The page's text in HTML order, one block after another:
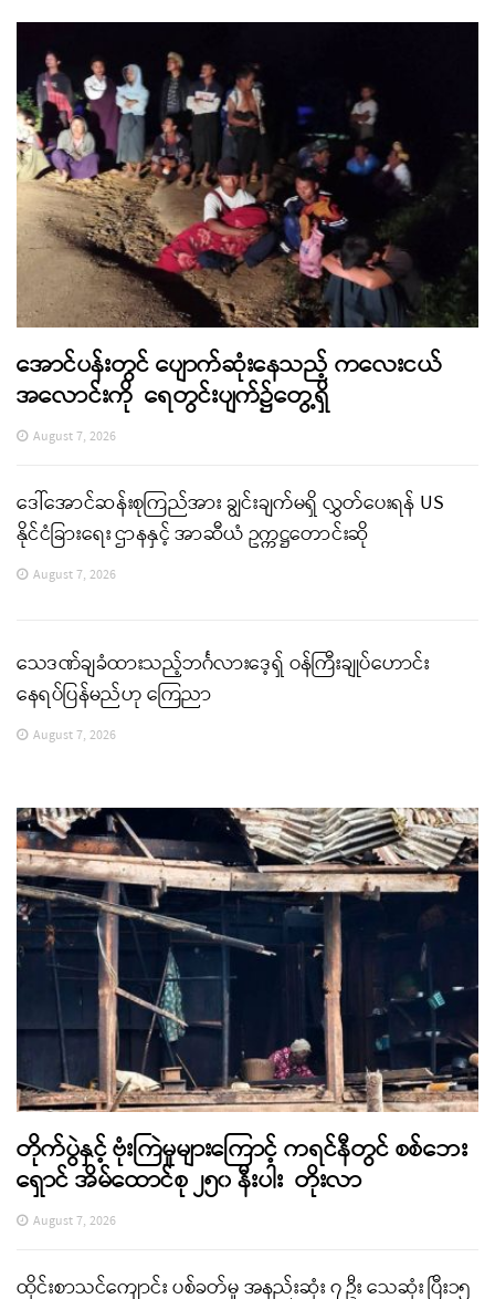
အောင်ပန်းတွင် ပျောက်ဆုံးနေသည့် ကလေးငယ်
အလောင်းကို ရေတွင်းပျက်၌တွေ့ရှိ
August 7, 2026
ဒေါ်အောင်ဆန်းစုကြည်အား ချွင်းချက်မရှိ လွှတ်ပေးရန် US
နိုင်ငံခြားရေး ဌာနနှင့် အာဆီယံ ဥက္ကဋ္ဌတောင်းဆို
August 7, 2026
သေဒဏ်ချခံထားသည့်ဘင်္ဂလားဒေ့ရှ် ဝန်ကြီးချုပ်ဟောင်း
နေရပ်ပြန်မည်ဟု ကြေညာ
August 7, 2026
တိုက်ပွဲနှင့် ဗုံးကြဲမှုများကြောင့် ကရင်နီတွင် စစ်ဘေး
ရှောင် အိမ်ထောင်စု ၂၅၀ နီးပါး တိုးလာ
August 7, 2026
ထိုင်းစာသင်ကျောင်း ပစ်ခတ်မှု အနည်းဆုံး ၇ ဦး သေဆုံး ပြီး၁၅